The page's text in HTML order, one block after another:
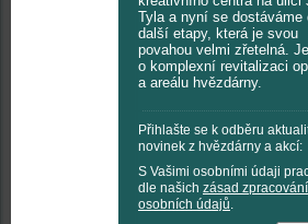
Tyla a nyní se dostáváme
další etapy, která je svou
povahou velmi zřetelná.
o komplexní revitalizaci
a areálu hvězdárny.
Přihlašte se k odběru
novinek z hvězdárny a akcí:
S Vašimi osobními údaji
dle našich zásad zpracování
osobních údajů.